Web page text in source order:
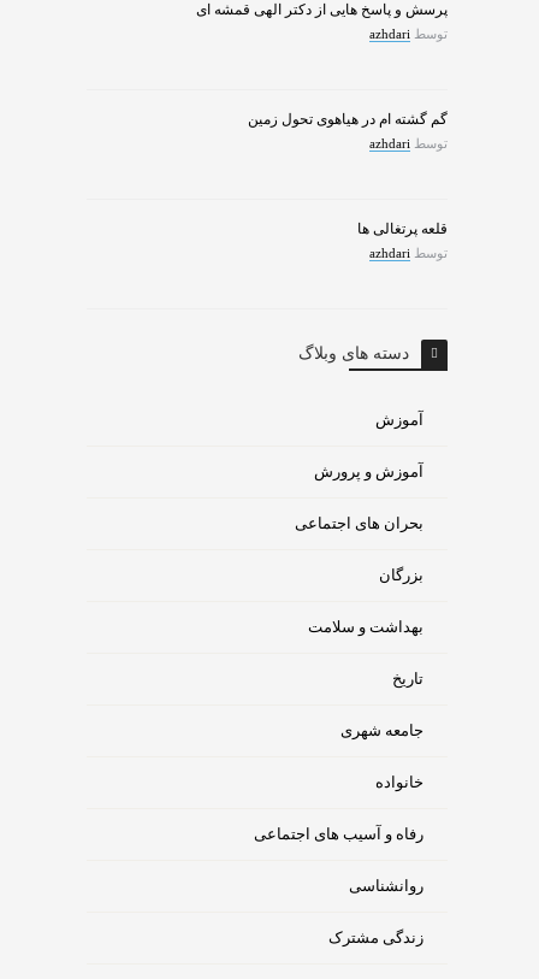
پرسش و پاسخ هایی از دکتر الهی قمشه ای
توسط azhdari
گم گشته ام در هیاهوی تحول زمین
توسط azhdari
قلعه پرتغالی ها
توسط azhdari
دسته های وبلاگ
آموزش
آموزش و پرورش
بحران های اجتماعی
بزرگان
بهداشت و سلامت
تاریخ
جامعه شهری
خانواده
رفاه و آسیب های اجتماعی
روانشناسی
زندگی مشترک